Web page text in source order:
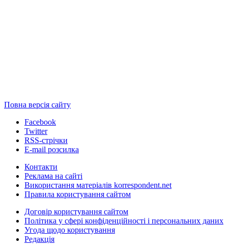
Повна версія сайту
Facebook
Twitter
RSS-стрічки
E-mail розсилка
Контакти
Реклама на сайті
Використання матеріалів korrespondent.net
Правила користування сайтом
Договір користування сайтом
Політика у сфері конфіденційності і персональних даних
Угода щодо користування
Редакція